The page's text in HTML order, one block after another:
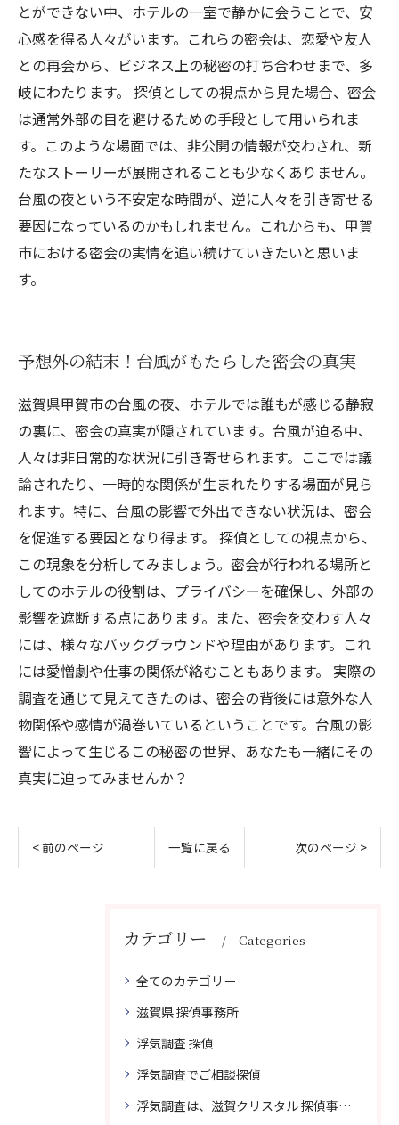
とができない中、ホテルの一室で静かに会うことで、安
心感を得る人々がいます。これらの密会は、恋愛や友人
との再会から、ビジネス上の秘密の打ち合わせまで、多
岐にわたります。 探偵としての視点から見た場合、密会
は通常外部の目を避けるための手段として用いられま
す。このような場面では、非公開の情報が交わされ、新
たなストーリーが展開されることも少なくありません。
台風の夜という不安定な時間が、逆に人々を引き寄せる
要因になっているのかもしれません。これからも、甲賀
市における密会の実情を追い続けていきたいと思いま
す。
予想外の結末！台風がもたらした密会の真実
滋賀県甲賀市の台風の夜、ホテルでは誰もが感じる静寂
の裏に、密会の真実が隠されています。台風が迫る中、
人々は非日常的な状況に引き寄せられます。ここでは議
論されたり、一時的な関係が生まれたりする場面が見ら
れます。特に、台風の影響で外出できない状況は、密会
を促進する要因となり得ます。 探偵としての視点から、
この現象を分析してみましょう。密会が行われる場所と
してのホテルの役割は、プライバシーを確保し、外部の
影響を遮断する点にあります。また、密会を交わす人々
には、様々なバックグラウンドや理由があります。これ
には愛憎劇や仕事の関係が絡むこともあります。 実際の
調査を通じて見えてきたのは、密会の背後には意外な人
物関係や感情が渦巻いているということです。台風の影
響によって生じるこの秘密の世界、あなたも一緒にその
真実に迫ってみませんか？
< 前のページ 一覧に戻る 次のページ >
カテゴリー Categories
全てのカテゴリー
滋賀県 探偵事務所
浮気調査 探偵
浮気調査でご相談探偵
浮気調査は、滋賀クリスタル 探偵事務所はご相談